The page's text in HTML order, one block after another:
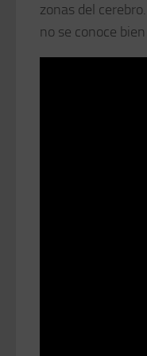
zonas del
no se conoce